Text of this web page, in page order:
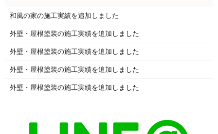
和風の家の施工実績を追加しました
外壁・屋根塗装の施工実績を追加しました
外壁・屋根塗装の施工実績を追加しました
外壁・屋根塗装の施工実績を追加しました
外壁・屋根塗装の施工実績を追加しました